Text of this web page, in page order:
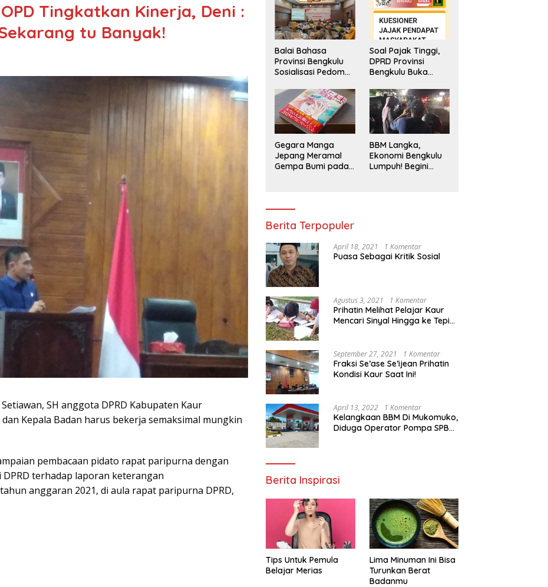
Tingkatkan Kinerja, Deni :
tu Banyak!
SH anggota DPRD Kabupaten Kaur
Kepala Badan harus bekerja semaksimal mungkin
pembacaan pidato rapat paripurna dengan
terhadap laporan keterangan
anggaran 2021, di aula rapat paripurna DPRD,
Balai Bahasa
Provinsi Bengkulu
Sosialisasi Pedoman
Penggunaan
Bahasa Indonesia
Soal Pajak Tinggi,
DPRD Provinsi
Bengkulu Buka
Pengaduan
Masyarakat
Gegara Manga
Jepang Meramal
Gempa Bumi pada
BBM Langka,
Ekonomi Bengkulu
Lumpuh! Begini
Berita Terpopuler
April 18, 2021 1 Komentar
Puasa Sebagai Kritik Sosial
Agustus 3, 2021 1 Komentar
Prihatin Melihat Pelajar Kaur
Mencari Sinyal Hingga ke Tepi
Segera Bertindak
September 27, 2021 1 Komentar
Fraksi Se’ase Se’ijean Prihatin
Kondisi Kaur Saat Ini!
April 13, 2022 1 Komentar
Kelangkaan BBM Di Mukomuko,
Diduga Operator Pompa SPBU
Berita Inspirasi
Tips Untuk Pemula
Belajar Merias
Lima Minuman Ini Bisa
Turunkan Berat
Badanmu